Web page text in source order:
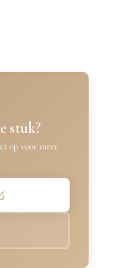
stuk?
op voor meer